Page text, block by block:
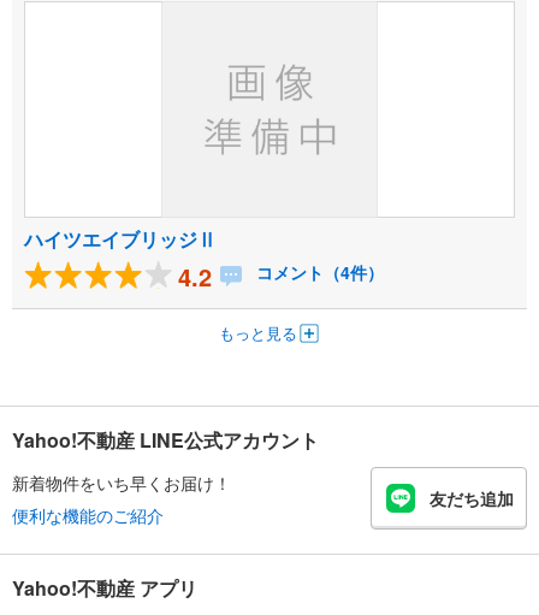
ハイツエイブリッジⅡ
4.2 コメント（4件）
もっと見る
Yahoo!不動産 LINE公式アカウント
新着物件をいち早くお届け！
便利な機能のご紹介
友だち追加
Yahoo!不動産 アプリ